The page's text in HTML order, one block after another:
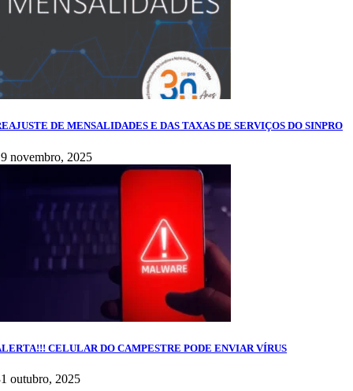
DE MENSALIDADES E DAS TAXAS DE SERVIÇOS DO SINPRO
novembro, 2025
CELULAR DO CAMPESTRE PODE ENVIAR VÍRUS
outubro, 2025